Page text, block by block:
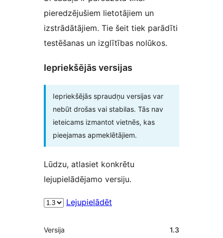
pieredzējušiem lietotājiem un
izstrādātājiem. Tie šeit tiek parādīti
testēšanas un izglītības nolūkos.
Iepriekšējās versijas
Iepriekšējās spraudņu versijas var
nebūt drošas vai stabilas. Tās nav
ieteicams izmantot vietnēs, kas
pieejamas apmeklētājiem.
Lūdzu, atlasiet konkrētu
lejupielādējamo versiju.
Lejupielādēt
Meta
Versija 1.3